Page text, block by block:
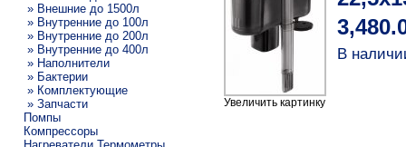
» Внешние до 1500л
» Внутренние до 100л
» Внутренние до 200л
» Внутренние до 400л
» Наполнители
» Бактерии
» Комплектующие
» Запчасти
Помпы
Компрессоры
Увеличить картинку
В